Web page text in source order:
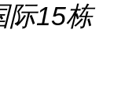
际15栋